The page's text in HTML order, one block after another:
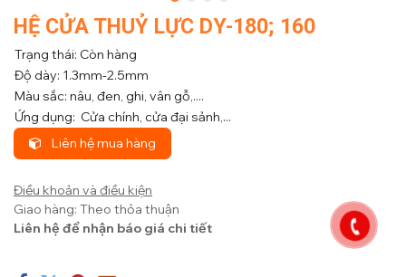
HỆ CỬA THUỶ LỰC DY-180; 160
Trạng thái: Còn hàng
Độ dày: 1.3mm-2.5mm
Màu sắc: nâu, đen, ghi, vân gỗ,....
Ứng dụng: Cửa chính, cửa đại sảnh,...
Liên hệ mua hàng
Điều khoản và điều kiện
Giao hàng: Theo thỏa thuận
Liên hệ để nhận báo giá chi tiết